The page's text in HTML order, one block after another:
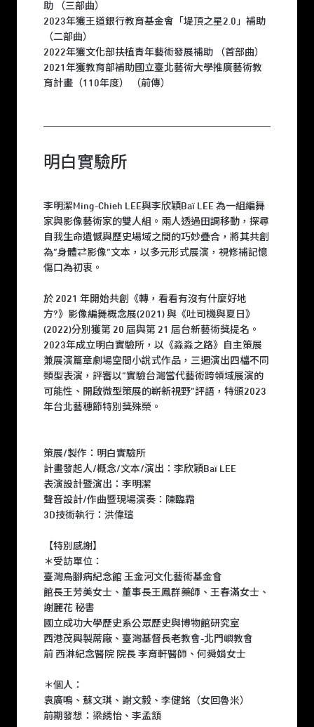
助 （三部曲）
2023年獲王道銀行教育基金會「堤頂之星2.0」補助
（二部曲）
2022年獲文化部扶植青年藝術發展補助 （首部曲）
2021年獲教育部補助國立臺北藝術大學推廣藝術教
育計畫（110年度） （前傳）
明白實驗所
李明潔Ming-Chieh LEE與李欣穎Baï LEE 為一組編舞
家與影像藝術家的雙人組。兩人透過田調移動，探尋
自我生命遺憾與歷史場域之間的巧妙疊合，將其共創
為“身體⇄影像”文本，以多元形式展演，視修補記憶
傷口為初衷。
於 2021 年開始共創《轉，看看有沒有什麼好地
方?》影像編舞概念展(2021) 與《吐司機與夏日》
(2022)分別獲第 20 屆與第 21 屆台新藝術獎提名。
2023年成立明白實驗所，以《淼淼之路》自主策展
兼展演篇章劇場空間小說式作品，三週演出四檔不同
類型表演，評審以“實驗台灣當代藝術跨領域展演的
可能性、開啟微型策展的嶄新視野“評語，特頒2023
年台北藝穗節特別獎殊榮。
策展/製作：明白實驗所
計畫發起人/概念/文本/演出：李欣穎Baï LEE
表演設計暨演出：李明潔
聲音設計/作曲暨現場演奏：陳臨霜
3D技術執行：洪偉瑄
【特別感謝】
＊受訪單位：
臺灣烏腳病紀念館 王金河文化藝術基金會
館長王芳美女士、董事長王鳳群藥師、王春滿女士、
謝麗花 秘書
國立成功大學歷史系公眾歷史與博物館研究室
西港茂興製蓆廠、臺灣基督長老教會-北門嶼教會
前 西淋紀念醫院 院長 李育軒醫師、何舜娟女士
＊個人：
袁廣鳴、蘇文琪、謝文毅、李健銘（女回魯米）
前期發想：梁綉怡、李孟頷